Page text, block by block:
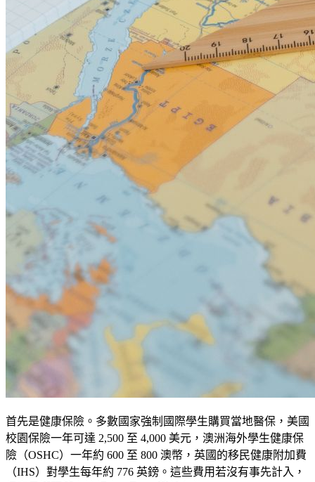
首先是健康保險。多數國家強制國際學生購買當地醫保，美國
校園保險一年可達 2,500 至 4,000 美元，澳洲海外學生健康保
險（OSHC）一年約 600 至 800 澳幣，英國的移民健康附加費
（IHS）對學生每年約 776 英鎊。這些費用若沒有事先計入，